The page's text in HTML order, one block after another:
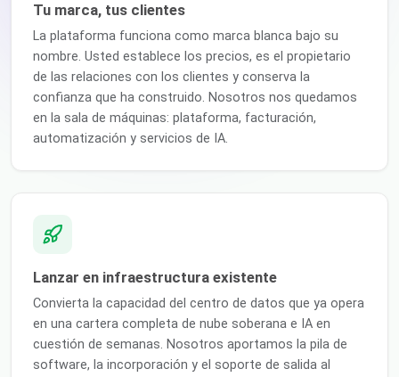
Tu marca, tus clientes
La plataforma funciona como marca blanca bajo su
nombre. Usted establece los precios, es el propietario
de las relaciones con los clientes y conserva la
confianza que ha construido. Nosotros nos quedamos
en la sala de máquinas: plataforma, facturación,
automatización y servicios de IA.
Lanzar en infraestructura existente
Convierta la capacidad del centro de datos que ya opera
en una cartera completa de nube soberana e IA en
cuestión de semanas. Nosotros aportamos la pila de
software, la incorporación y el soporte de salida al